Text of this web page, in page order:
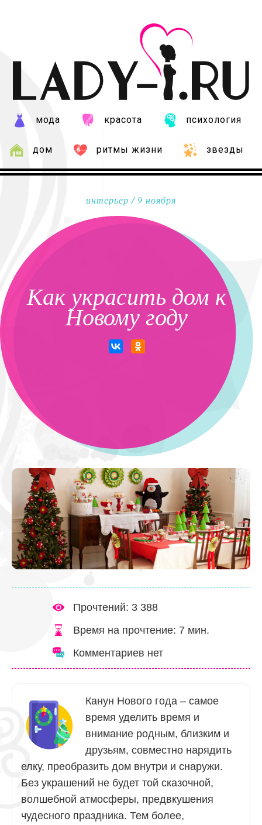
мода красота психология
дом ритмы жизни звезды
интерьер / 9 ноября
Как украсить дом к
Новому году
Прочтений: 3 388
Время на прочтение: 7 мин.
Комментариев нет
Канун Нового года – самое
время уделить время и
внимание родным, близким и
друзьям, совместно нарядить
елку, преобразить дом внутри и снаружи.
Без украшений не будет той сказочной,
волшебной атмосферы, предвкушения
чудесного праздника. Тем более,